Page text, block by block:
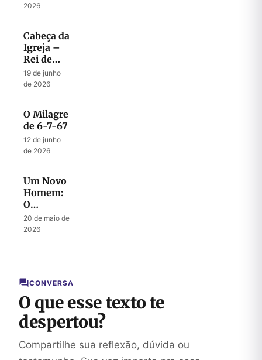
2026
Cabeça da
Igreja –
Rei de
Israel
19 de junho
de 2026
O Milagre
de 6-7-67
12 de junho
de 2026
Um Novo
Homem:
O
Mistério
do
20 de maio de
2026
CONVERSA
O que esse texto te
despertou?
Compartilhe sua reflexão, dúvida ou